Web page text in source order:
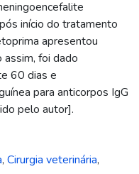
início do tratamento
apresentou
assim, foi dado
60 dias e
para anticorpos IgG
pelo autor].
, Cirurgia veterinária,